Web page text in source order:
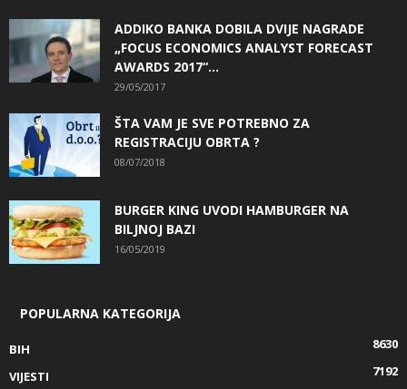
ADDIKO BANKA DOBILA DVIJE NAGRADE
„FOCUS ECONOMICS ANALYST FORECAST
AWARDS 2017“...
29/05/2017
ŠTA VAM JE SVE POTREBNO ZA
REGISTRACIJU OBRTA ?
08/07/2018
BURGER KING UVODI HAMBURGER NA
BILJNOJ BAZI
16/05/2019
POPULARNA KATEGORIJA
BIH
8630
VIJESTI
7192